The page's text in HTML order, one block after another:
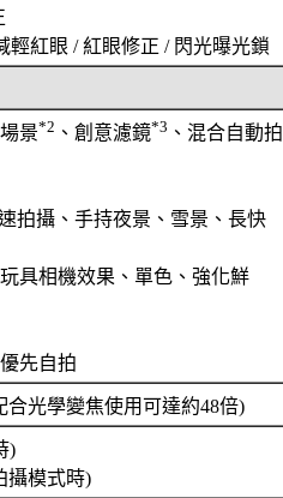
輕紅眼 / 紅眼修正 / 閃光曝光鎖
景*2 、創意濾鏡*3 、混合自動拍
速拍攝、手持夜景、雪景、長快
具相機效果、單色、強化鮮
先自拍
合光學變焦使用可達約48倍)
)
攝模式時)